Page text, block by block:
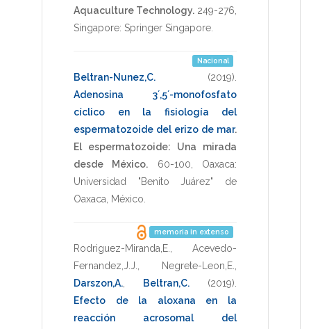
Aquaculture Technology. 249-276,
Singapore: Springer Singapore.
Nacional
Beltran-Nunez,C. (2019).
Adenosina 3´,5´-monofosfato
cíclico en la fisiología del
espermatozoide del erizo de mar.
El espermatozoide: Una mirada
desde México.
60-100, Oaxaca:
Universidad "Benito Juárez" de
Oaxaca, México.
memoria in extenso
Rodriguez-Miranda,E., Acevedo-
Fernandez,J.J., Negrete-Leon,E.,
Darszon,A., Beltran,C. (2019).
Efecto de la aloxana en la
reacción acrosomal del